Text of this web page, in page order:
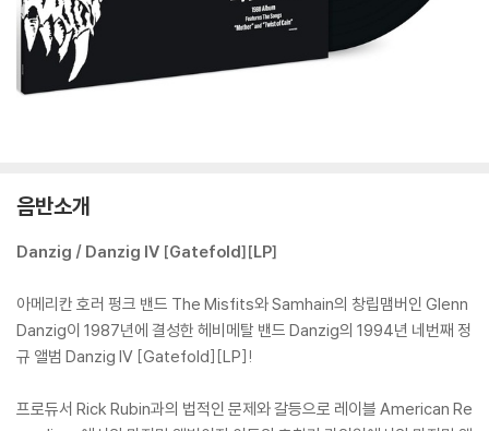
음반소개
Danzig / Danzig IV [Gatefold][LP]
아메리칸 호러 펑크 밴드 The Misfits와 Samhain의 창립맴버인 Glenn
Danzig이 1987년에 결성한 헤비메탈 밴드 Danzig의 1994년 네번째 정
규 앨범 Danzig IV [Gatefold][LP]!
프로듀서 Rick Rubin과의 법적인 문제와 갈등으로 레이블 American Re